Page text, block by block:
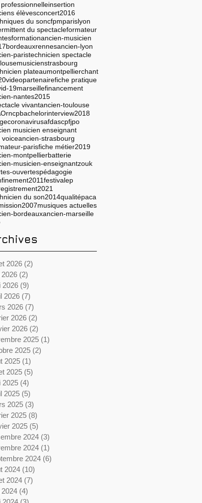
insertion
élèvesconcert2016
du soncfpmparislyon
du spectacleformateur
formationancien-musicien
bordeauxrennesancien-lyon
paristechnicien spectacle
musicienstrasbourg
plateaumontpellierchant
videopartenairefiche pratique
19marseillefinancement
nantes2015
vivantancien-toulouse
rncpbachelorinterview2018
coronavirusafdascpfjpo
musicien enseignant
voiceancien-strasbourg
parisfiche métier2019
montpellierbatterie
musicien-enseignantzouk
ouvertespédagogie
2011festivalep
2021
du son2014qualitépaca
2007musiques actuelles
bordeauxancien-marseille
2026 (2)
2026 (2)
2026 (9)
2026 (7)
2026 (7)
2026 (2)
2026 (2)
2025 (1)
2025 (2)
2025 (1)
2025 (5)
2025 (4)
2025 (5)
2025 (3)
2025 (8)
2025 (5)
2024 (3)
2024 (1)
2024 (6)
2024 (10)
2024 (7)
2024 (4)